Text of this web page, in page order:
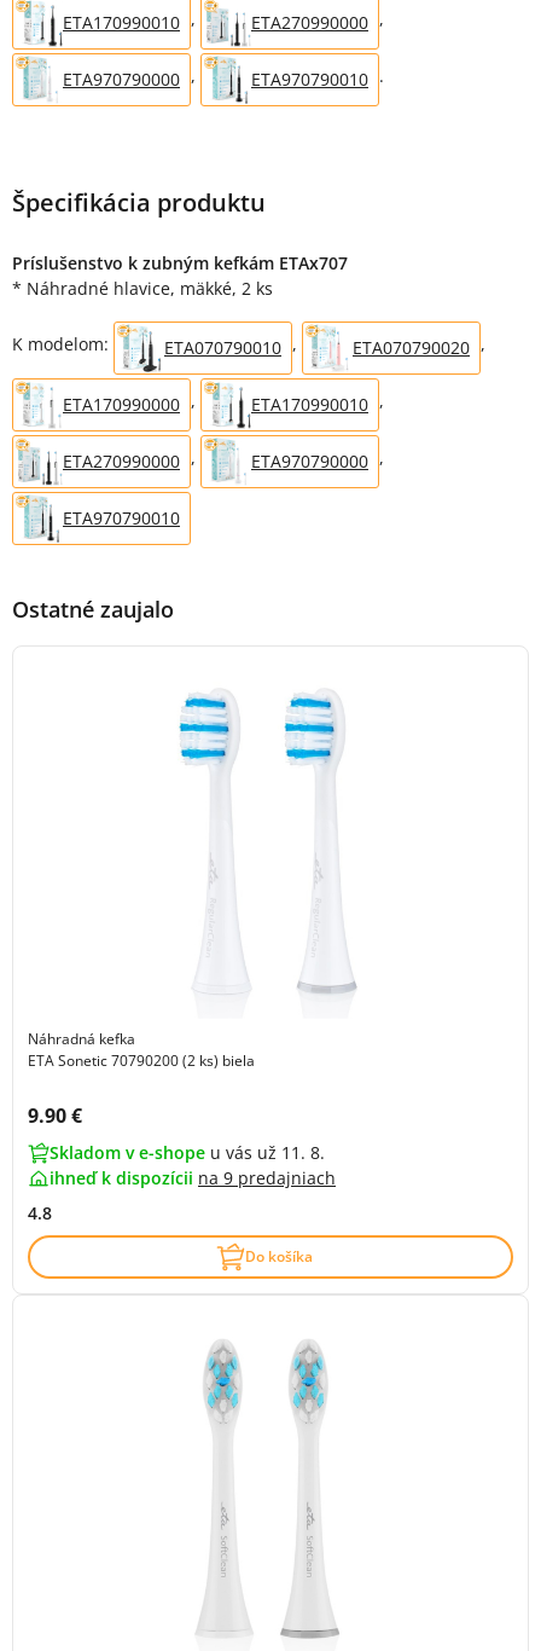
ETA170990010 , ETA270990000 ,
ETA970790000 , ETA970790010 .
Špecifikácia produktu
Príslušenstvo k zubným kefkám ETAx707
* Náhradné hlavice, mäkké, 2 ks
K modelom: ETA070790010 , ETA070790020 ,
ETA170990000 , ETA170990010 ,
ETA270990000 , ETA970790000 ,
ETA970790010
Ostatné zaujalo
Náhradná kefka
ETA Sonetic 70790200 (2 ks) biela
Cena s DPH:
9.90 €
Skladom v e-shope u vás už 11. 8.
ihneď k dispozícii na 9 predajniach
4.8
Do košíka